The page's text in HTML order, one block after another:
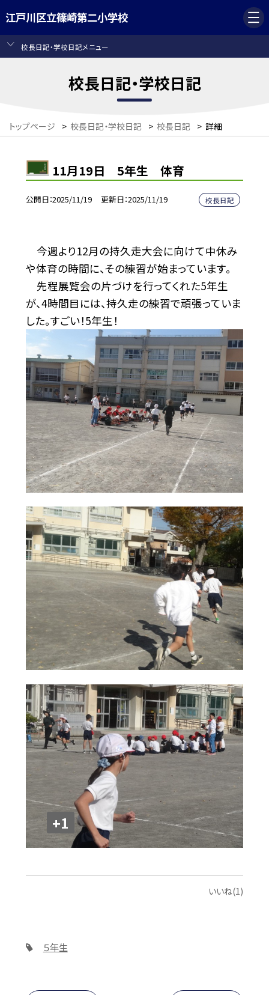
江戸川区立篠崎第二小学校
校長日記・学校日記メニュー
校長日記・学校日記
トップページ > 校長日記・学校日記 > 校長日記 > 詳細
11月19日 5年生 体育
公開日 2025/11/19 更新日 2025/11/19 校長日記
今週より12月の持久走大会に向けて中休み
や体育の時間に、その練習が始まっています。
先程展覧会の片づけを行ってくれた5年生
が、4時間目には、持久走の練習で頑張っていま
した。すごい！5年生！
+1
いいね(1)
５年生